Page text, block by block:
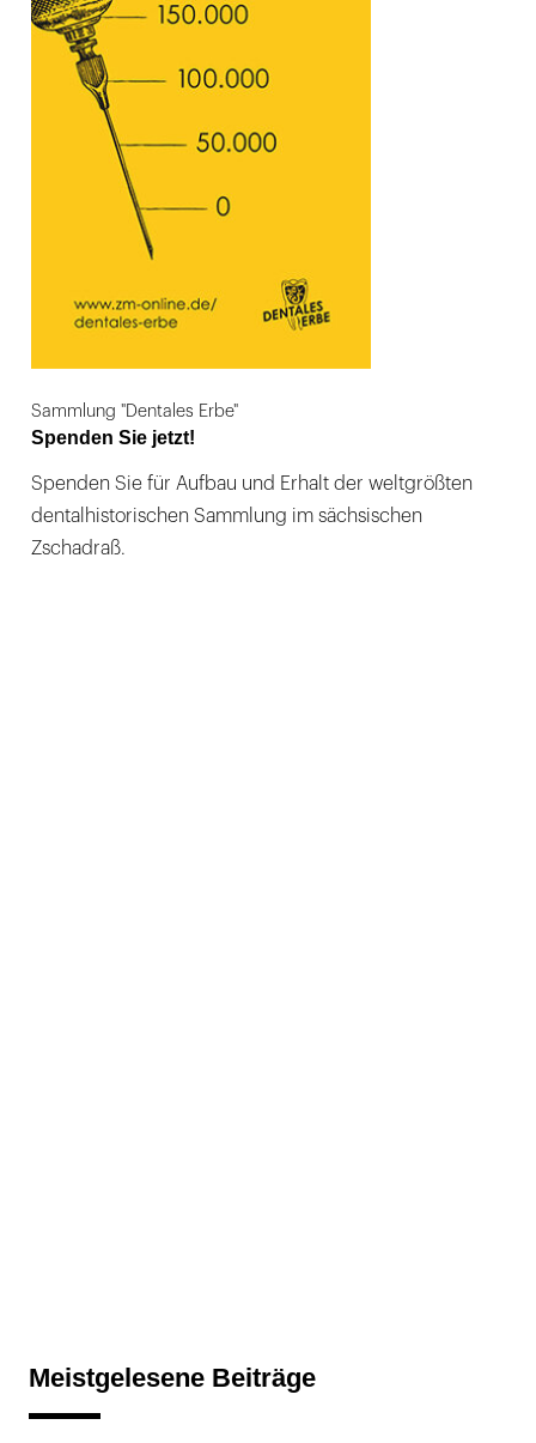
Sammlung "Dentales Erbe"
Spenden Sie jetzt!
Spenden Sie für Aufbau und Erhalt der weltgrößten
dentalhistorischen Sammlung im sächsischen
Zschadraß.
Meistgelesene Beiträge